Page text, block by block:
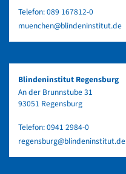
Telefon:089 167812-0
muenchen@blindeninstitut.de
Blindeninstitut Regensburg
An der Brunnstube 31
93051 Regensburg
Telefon:0941 2984-0
regensburg@blindeninstitut.de